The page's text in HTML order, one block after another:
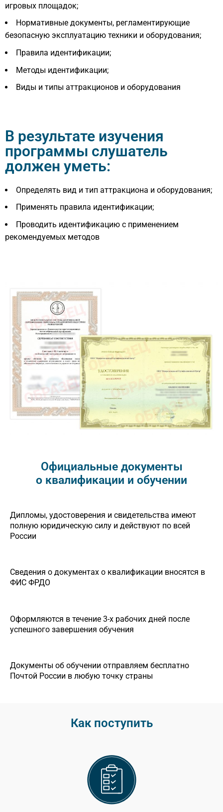
игровых площадок;
Нормативные документы, регламентирующие
безопасную эксплуатацию техники и оборудования;
Правила идентификации;
Методы идентификации;
Виды и типы аттракционов и оборудования
В результате изучения
программы слушатель
должен уметь:
Определять вид и тип аттракциона и оборудования;
Применять правила идентификации;
Проводить идентификацию с применением
рекомендуемых методов
Официальные документы
о квалификации и обучении
Дипломы, удостоверения и свидетельства имеют
полную юридическую силу и действуют по всей
России
Сведения о документах о квалификации вносятся в
ФИС ФРДО
Оформляются в течение 3-х рабочих дней после
успешного завершения обучения
Документы об обучении отправляем бесплатно
Почтой России в любую точку страны
Как поступить